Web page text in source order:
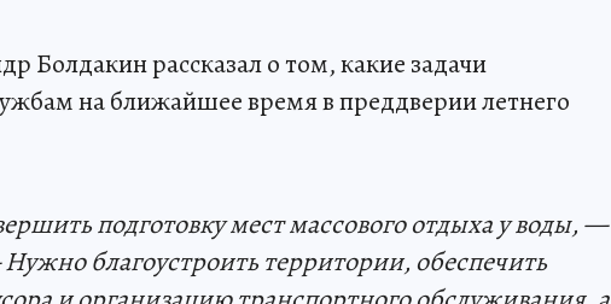
Болдакин рассказал о том, какие задачи
на ближайшее время в преддверии летнего
подготовку мест массового отдыха у воды, —
благоустроить территории, обеспечить